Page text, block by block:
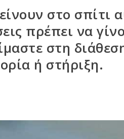
στο σπίτι
πρέπει να
στη
ή στήριξη.